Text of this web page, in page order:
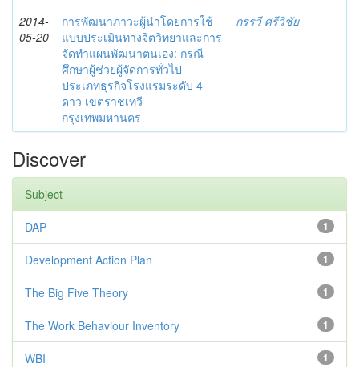
2014-
05-20
การพัฒนาภาวะผู้นำโดยการใช้
แบบประเมินทางจิตวิทยาและการ
จัดทำแผนพัฒนาตนเอง: กรณี
ศึกษาผู้ช่วยผู้จัดการทั่วไป
ประเภทธุรกิจโรงแรมระดับ 4
ดาว เขตราชเทวี
กรุงเทพมหานคร
กรรวี ศรีวิชัย
Discover
Subject
1
DAP
1
Development Action Plan
1
The Big Five Theory
1
The Work Behaviour Inventory
1
WBI